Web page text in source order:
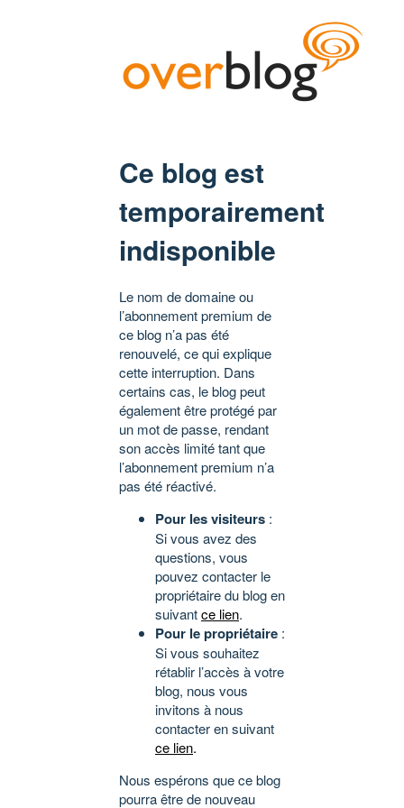
Ce blog est
temporairement
indisponible
Le nom de domaine ou
l’abonnement premium de
ce blog n’a pas été
renouvelé, ce qui explique
cette interruption. Dans
certains cas, le blog peut
également être protégé par
un mot de passe, rendant
son accès limité tant que
l’abonnement premium n’a
pas été réactivé.
Pour les visiteurs :
Si vous avez des
questions, vous
pouvez contacter le
propriétaire du blog en
suivantce lien.
Pour le propriétaire :
Si vous souhaitez
rétablir l’accès à votre
blog, nous vous
invitons à nous
contacter en suivant
ce lien.
Nous espérons que ce blog
pourra être de nouveau